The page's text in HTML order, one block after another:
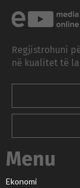
Regjistrohuni
në kualitet të
Menu
Ekonomi